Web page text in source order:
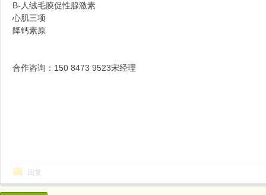
商
B-人绒毛膜促性腺激素
心肌三项
降钙素原
合作咨询：150 8473 9523宋经理
回复